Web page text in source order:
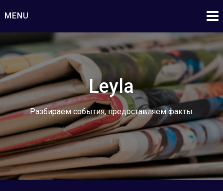
toMENU
Leyla
Разбираем события, предоставляем факты